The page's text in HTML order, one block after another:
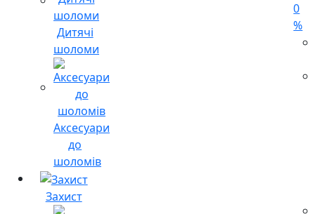
Дитячі
шоломи
Аксесуари
до
шоломів
Захист
0
%